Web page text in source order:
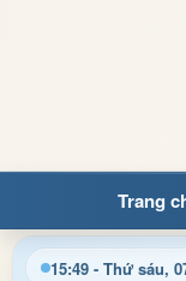
Trang
15:49 - Thứ sáu,
hành chính và tin